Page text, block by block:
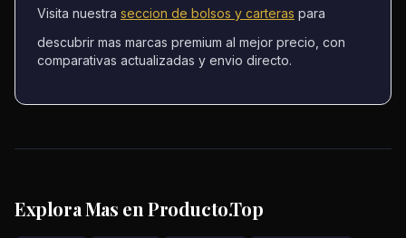
Visita nuestra seccion de bolsos y carteras para
descubrir mas marcas premium al mejor precio, con
comparativas actualizadas y envio directo.
Explora Mas en Producto.Top